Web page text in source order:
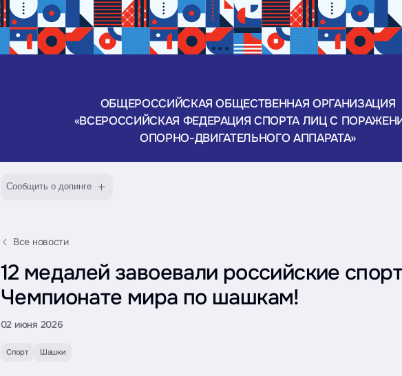
ОБЩЕРОССИЙСКАЯ ОБЩЕСТВЕННАЯ ОРГАНИЗАЦИЯ
«ВСЕРОССИЙСКАЯ ФЕДЕРАЦИЯ СПОРТА ЛИЦ С
ОПОРНО-ДВИГАТЕЛЬНОГО АППАРАТА»
Сообщить о допинге
Все новости
12 медалей завоевали российские
Чемпионате мира по шашкам!
02 июня 2026
Спорт Шашки